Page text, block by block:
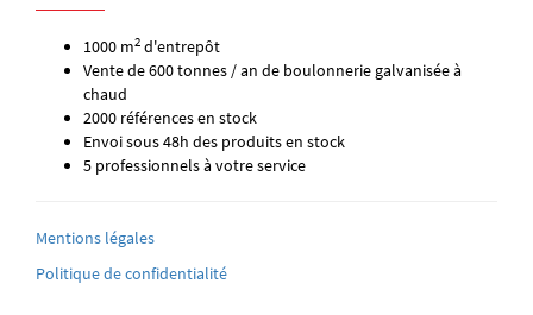
1000 m2 d'entrepôt
Vente de 600 tonnes / an de boulonnerie galvanisée à
chaud
2000 références en stock
Envoi sous 48h des produits en stock
5 professionnels à votre service
Mentions légales
Politique de confidentialité